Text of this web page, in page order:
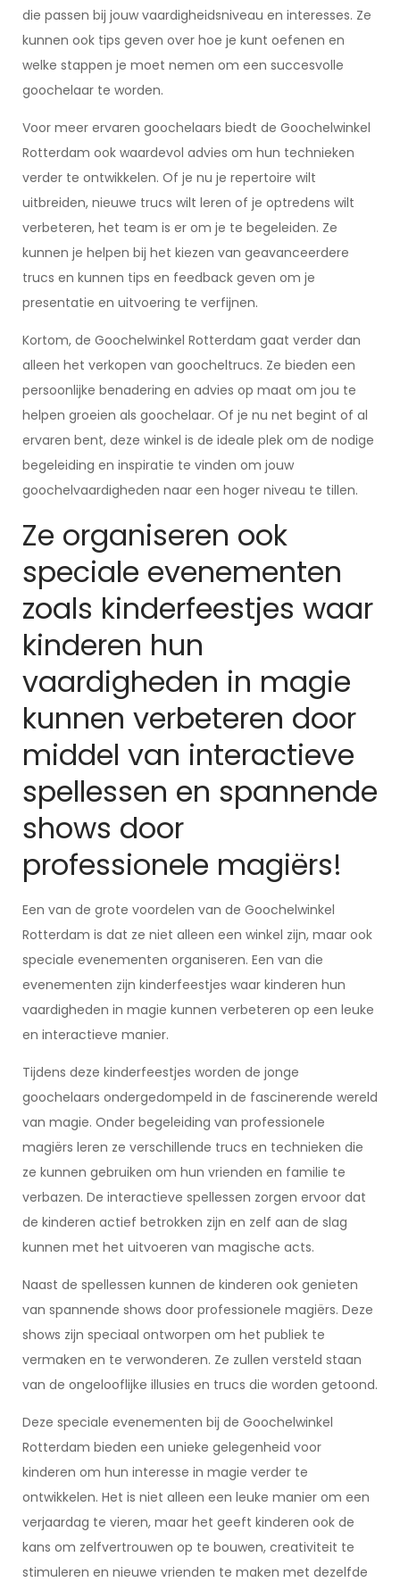
die passen bij jouw vaardigheidsniveau en interesses. Ze
kunnen ook tips geven over hoe je kunt oefenen en
welke stappen je moet nemen om een succesvolle
goochelaar te worden.
Voor meer ervaren goochelaars biedt de Goochelwinkel
Rotterdam ook waardevol advies om hun technieken
verder te ontwikkelen. Of je nu je repertoire wilt
uitbreiden, nieuwe trucs wilt leren of je optredens wilt
verbeteren, het team is er om je te begeleiden. Ze
kunnen je helpen bij het kiezen van geavanceerdere
trucs en kunnen tips en feedback geven om je
presentatie en uitvoering te verfijnen.
Kortom, de Goochelwinkel Rotterdam gaat verder dan
alleen het verkopen van goocheltrucs. Ze bieden een
persoonlijke benadering en advies op maat om jou te
helpen groeien als goochelaar. Of je nu net begint of al
ervaren bent, deze winkel is de ideale plek om de nodige
begeleiding en inspiratie te vinden om jouw
goochelvaardigheden naar een hoger niveau te tillen.
Ze organiseren ook
speciale evenementen
zoals kinderfeestjes waar
kinderen hun
vaardigheden in magie
kunnen verbeteren door
middel van interactieve
spellessen en spannende
shows door
professionele magiërs!
Een van de grote voordelen van de Goochelwinkel
Rotterdam is dat ze niet alleen een winkel zijn, maar ook
speciale evenementen organiseren. Een van die
evenementen zijn kinderfeestjes waar kinderen hun
vaardigheden in magie kunnen verbeteren op een leuke
en interactieve manier.
Tijdens deze kinderfeestjes worden de jonge
goochelaars ondergedompeld in de fascinerende wereld
van magie. Onder begeleiding van professionele
magiërs leren ze verschillende trucs en technieken die
ze kunnen gebruiken om hun vrienden en familie te
verbazen. De interactieve spellessen zorgen ervoor dat
de kinderen actief betrokken zijn en zelf aan de slag
kunnen met het uitvoeren van magische acts.
Naast de spellessen kunnen de kinderen ook genieten
van spannende shows door professionele magiërs. Deze
shows zijn speciaal ontworpen om het publiek te
vermaken en te verwonderen. Ze zullen versteld staan
van de ongelooflijke illusies en trucs die worden getoond.
Deze speciale evenementen bij de Goochelwinkel
Rotterdam bieden een unieke gelegenheid voor
kinderen om hun interesse in magie verder te
ontwikkelen. Het is niet alleen een leuke manier om een
verjaardag te vieren, maar het geeft kinderen ook de
kans om zelfvertrouwen op te bouwen, creativiteit te
stimuleren en nieuwe vrienden te maken met dezelfde